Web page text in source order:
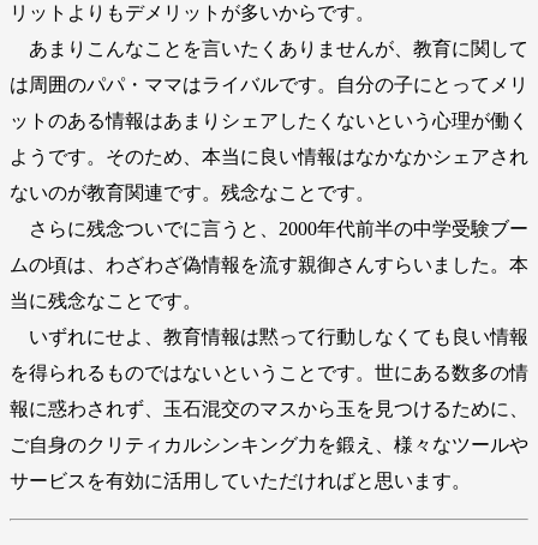
リットよりもデメリットが多いからです。
あまりこんなことを言いたくありませんが、教育に関して
は周囲のパパ・ママはライバルです。自分の子にとってメリ
ットのある情報はあまりシェアしたくないという心理が働く
ようです。そのため、本当に良い情報はなかなかシェアされ
ないのが教育関連です。残念なことです。
さらに残念ついでに言うと、2000年代前半の中学受験ブー
ムの頃は、わざわざ偽情報を流す親御さんすらいました。本
当に残念なことです。
いずれにせよ、教育情報は黙って行動しなくても良い情報
を得られるものではないということです。世にある数多の情
報に惑わされず、玉石混交のマスから玉を見つけるために、
ご自身のクリティカルシンキング力を鍛え、様々なツールや
サービスを有効に活用していただければと思います。